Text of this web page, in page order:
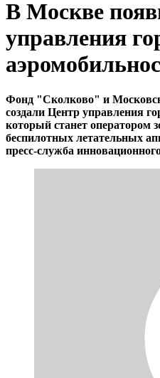
В Москве
управления
Фонд "Сколково" и
создали Центр управления
который станет оператором
беспилотных летательных
пресс-служба